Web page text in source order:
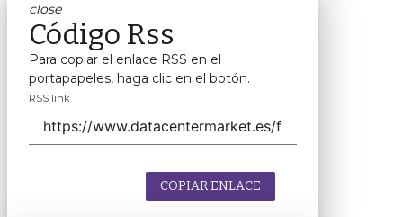
close
Código Rss
Para copiar el enlace RSS en el
portapapeles, haga clic en el botón.
RSS link
COPIAR ENLACE